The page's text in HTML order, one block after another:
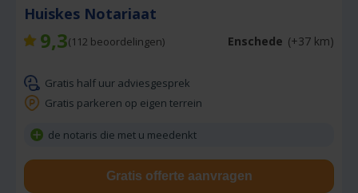
Huiskes Notariaat
9,3(112 beoordelingen) Enschede (+37 km)
Gratis half uur adviesgesprek
Gratis parkeren op eigen terrein
de notaris die met u meedenkt
Gratis offerte aanvragen